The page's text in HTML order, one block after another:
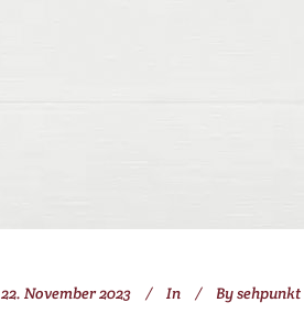
22. November 2023 In Bysehpunkt